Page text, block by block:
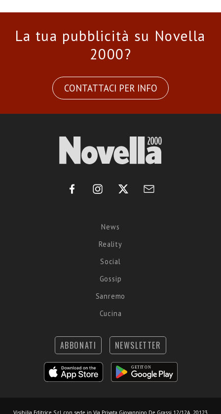
La tua pubblicità su Novella
2000?
CONTATTACI PER INFO
News
Reality
Social
Gossip
Sanremo
Cucina
ABBONATI NEWSLETTER